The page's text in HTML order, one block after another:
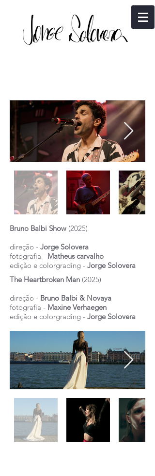
Bruno Balbi Show (2025)
direção - Jorge Solovera
fotografia - Matheus carvalho
edição e colorgrading - Jorge Solovera
The Heartbroken Man (2025)
direção - Bruno Balbi & Novaya
fotografia - Maxine Verhaegen
edição e colorgrading - Jorge Solovera